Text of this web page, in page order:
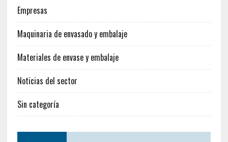
Empresas
Maquinaria de envasado y embalaje
Materiales de envase y embalaje
Noticias del sector
Sin categoría